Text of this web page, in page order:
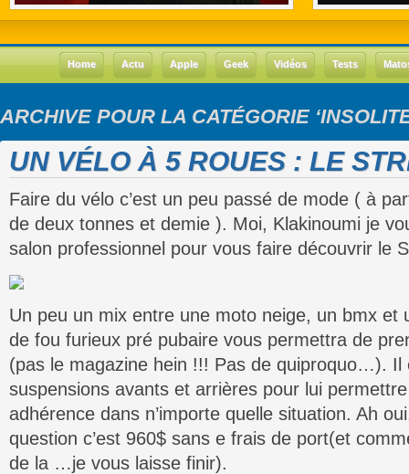
Home Actu Apple Geek Vidéos Tests
ARCHIVE POUR LA CATÉGORIE
UN VÉLO À 5 ROUES : LE
Faire du vélo c’est un peu passé de mode ( à
de deux tonnes et demie ). Moi, Klakinoumi je
salon professionnel pour vous faire découvrir le
Un peu un mix entre une moto neige, un bmx et
de fou furieux pré pubaire vous permettra de
(pas le magazine hein !!! Pas de quiproquo…). Il
suspensions avants et arrières pour lui
adhérence dans n’importe quelle situation. Ah
question c’est 960$ sans e frais de port(et
de la …je vous laisse finir).